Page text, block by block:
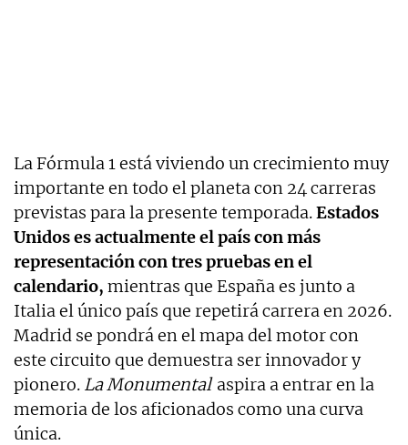
La Fórmula 1 está viviendo un crecimiento muy
importante en todo el planeta con 24 carreras
previstas para la presente temporada.Estados
Unidos es actualmente el país con más
representación con tres pruebas en el
calendario, mientras que España es junto a
Italia el único país que repetirá carrera en 2026.
Madrid se pondrá en el mapa del motor con
este circuito que demuestra ser innovador y
pionero. La Monumentalaspira a entrar en la
memoria de los aficionados como una curva
única.